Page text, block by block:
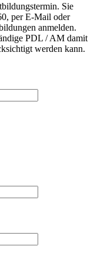
Sie
per E-Mail oder
anmelden.
PDL / AM damit
werden kann.